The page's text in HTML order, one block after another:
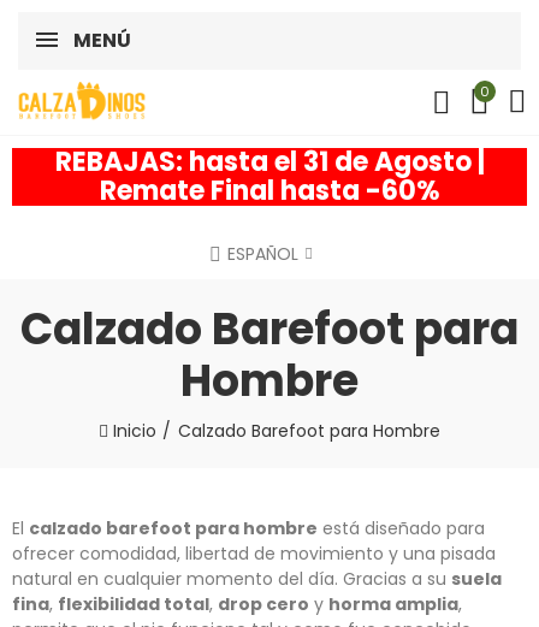
MENÚ
0
REBAJAS: hasta el 31 de Agosto |
Remate Final hasta -60%
ESPAÑOL
Calzado Barefoot para
Hombre
Inicio Calzado Barefoot para Hombre
El calzado barefoot para hombre está diseñado para
ofrecer comodidad, libertad de movimiento y una pisada
natural en cualquier momento del día. Gracias a su suela
fina, flexibilidad total, drop cero y horma amplia,